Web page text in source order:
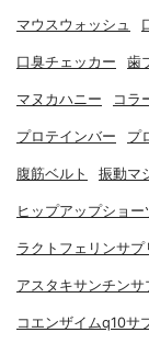
マウスウォッシュ
口臭チェッカー 歯
マヌカハニー コラ
プロテインバー プ
腹筋ベルト 振動マ
ヒップアップショー
ラクトフェリンサプ
アスタキサンチンサ
コエンザイムq10サ